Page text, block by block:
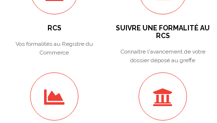
RCS
Vos formalités au Registre du
Commerce
SUIVRE UNE FORMALITÉ AU
RCS
Connaître l'avancement de votre
dossier déposé au greffe